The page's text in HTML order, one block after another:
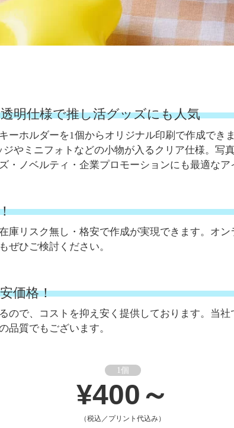
明仕様で推し活グッズにも人気
ーホルダーを1個からオリジナル印刷で作成でき
ジやミニフォトなどの小物が入るクリア仕様。写
・ノベルティ・企業プロモーションにも最適なア
庫リスク無し・格安で作成が実現できます。オ
ぜひご検討ください。
価格！
ので、コストを抑え安く提供しております。当
品質でもございます。
1個
¥400～
（税込／プリント代込み）